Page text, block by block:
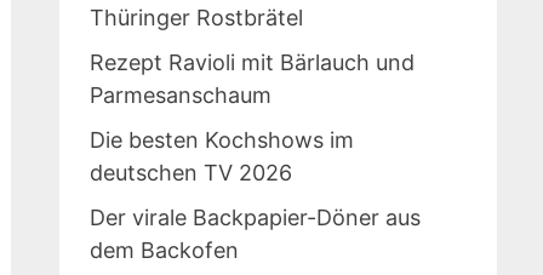
Thüringer Rostbrätel
Rezept Ravioli mit Bärlauch und
Parmesanschaum
Die besten Kochshows im
deutschen TV 2026
Der virale Backpapier-Döner aus
dem Backofen